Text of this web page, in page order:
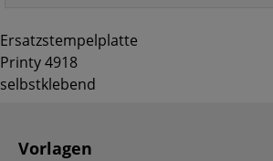
Ersatzstempelplatte
Printy 4918
selbstklebend
Vorlagen